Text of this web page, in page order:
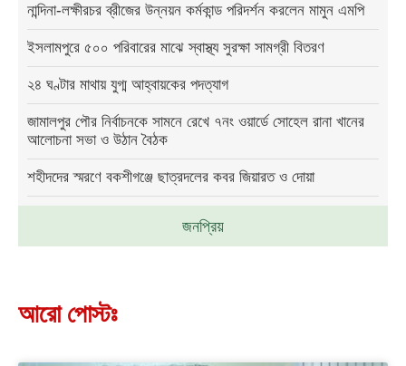
জনপ্রিয়
নান্দিনা-লক্ষীরচর ব্রীজের উন্নয়ন কর্মকান্ড পরিদর্শন করলেন মামুন এমপি
ইসলামপুরে ৫০০ পরিবারের মাঝে স্বাস্থ্য সুরক্ষা সামগ্রী বিতরণ
২৪ ঘণ্টার মাথায় যুগ্ম আহ্বায়কের পদত্যাগ
জামালপুর পৌর নির্বাচনকে সামনে রেখে ৭নং ওয়ার্ডে সোহেল রানা খানের
আলোচনা সভা ও উঠান বৈঠক
শহীদদের স্মরণে বকশীগঞ্জে ছাত্রদলের কবর জিয়ারত ও দোয়া
আরো পোস্টঃ